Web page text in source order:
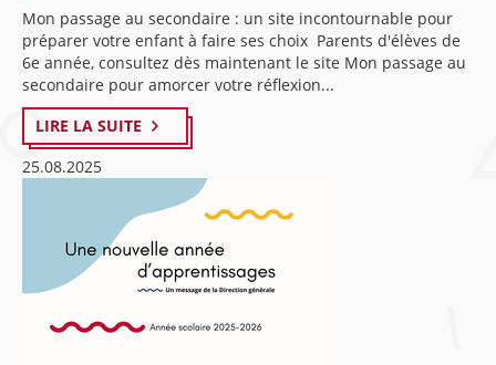
Mon passage au secondaire : un site incontournable pour
préparer votre enfant à faire ses choix Parents d'élèves de
6e année, consultez dès maintenant le site Mon passage au
secondaire pour amorcer votre réflexion...
LIRE LA SUITE
25.08.2025